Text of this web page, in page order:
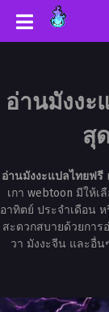
อ่านมังงะ
สุ
อ่านมังงะแปลไทยฟรี
เกา webtoon มีให้
อาทิตย์ ประจำเดือน
สะดวกสบายด้วยการ
วา มังงะจีน และอื่น